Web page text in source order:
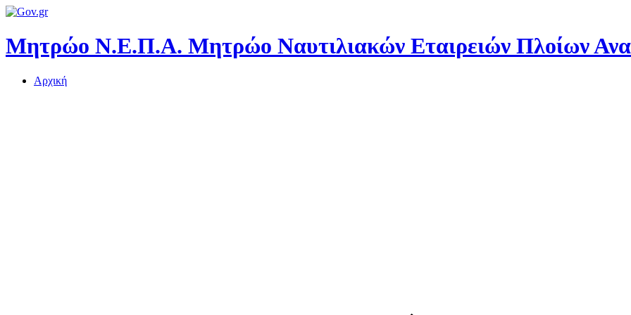
Μητρώο Ν.Ε.Π.Α. Μητρώο Ναυτιλιακών Εταιρειών Πλοίων
Αρχική